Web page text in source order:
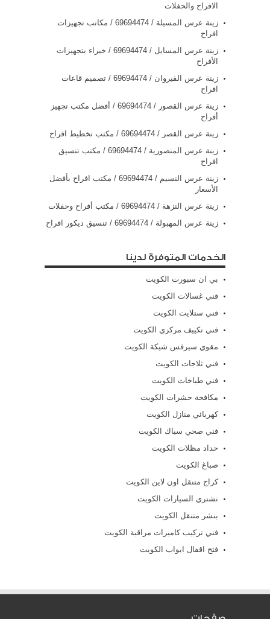
الافراح والحفلات
زينة عرس المسيلة / 69694474 / مكاتب تجهيزات
افراح
زينة عرس المسايل / 69694474 / خبراء بتجهيزات
الأفراح
زينة عرس القيروان / 69694474 / تصميم قاعات
افراح
زينة عرس القصور / 69694474 / أفضل مكتب تجهيز
أفراح
زينة عرس القصر / 69694474 / مكتب تخطيط افراح
زينة عرس المنصورية / 69694474 / مكتب تنسيق
افراح
زينة عرس النسيم / 69694474 / مكتب افراح بأفضل
الأسعار
زينة عرس النزهة / 69694474 / مكتب أفراح وحفلات
زينة عرس المهبولة / 69694474 / تنسيق ديكور افراح
الخدمات المتوفرة لدينا
بي ان سبورت الكويت
فني غسالات الكويت
فني ستلايت الكويت
فني تكييف مركزي الكويت
مقوي سيرفس شيكة الكويت
فني ثلاجات الكويت
فني طباخات الكويت
مكافحة حشرات الكويت
كهربائي منازل الكويت
فني صحي سباك الكويت
حداد مظلات الكويت
صباغ الكويت
كراج متنقل اون لاين الكويت
نشتري السيارات الكويت
بنشر متنقل الكويت
فني تركيب كاميرات مراقبة الكويت
فتح اقفال ابواب الكويت